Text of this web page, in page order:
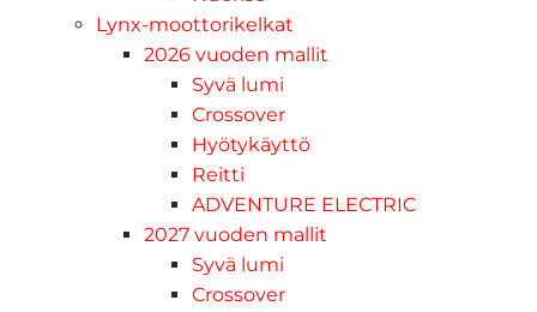
Lynx-moottorikelkat
2026 vuoden mallit
Syvä lumi
Crossover
Hyötykäyttö
Reitti
ADVENTURE ELECTRIC
2027 vuoden mallit
Syvä lumi
Crossover